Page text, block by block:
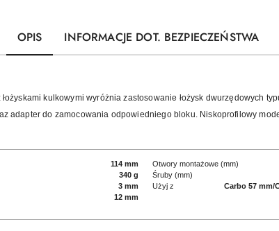
OPIS INFORMACJE DOT. BEZPIECZEŃSTWA
kulkowymi wyróżnia zastosowanie łożysk dwurzędowych
adapter do zamocowania odpowiedniego bloku. Niskoprofilowy
114 mm
340 g
3 mm
12 mm
Otwory montażowe (mm)
Śruby (mm)
Użyj z
Carbo 57 mm/